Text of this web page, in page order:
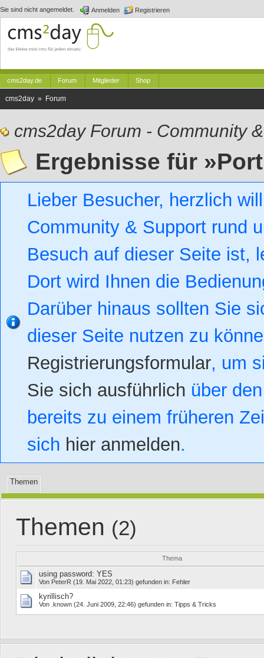
Sie sind nicht angemeldet. Anmelden Registrieren
cms2day.de Forum Mitglieder Shop
cms2day » Forum
cms2day Forum - Community
Ergebnisse für
Lieber Besucher, herzlich
Community & Support rund
Besuch auf dieser Seite ist,
Dort wird Ihnen die
Darüber hinaus sollten Sie
dieser Seite nutzen zu
Registrierungsformular, um
Sie sich ausführlich über
bereits zu einem früheren
sich hier anmelden.
Themen
Themen (2)
Thema
using password: YES
Von PeterR (19. Mai 2022, 01:23) gefunden in: Fehler
kyrillisch?
Von .known (24. Juni 2009, 22:46) gefunden in: Tipps & Tricks